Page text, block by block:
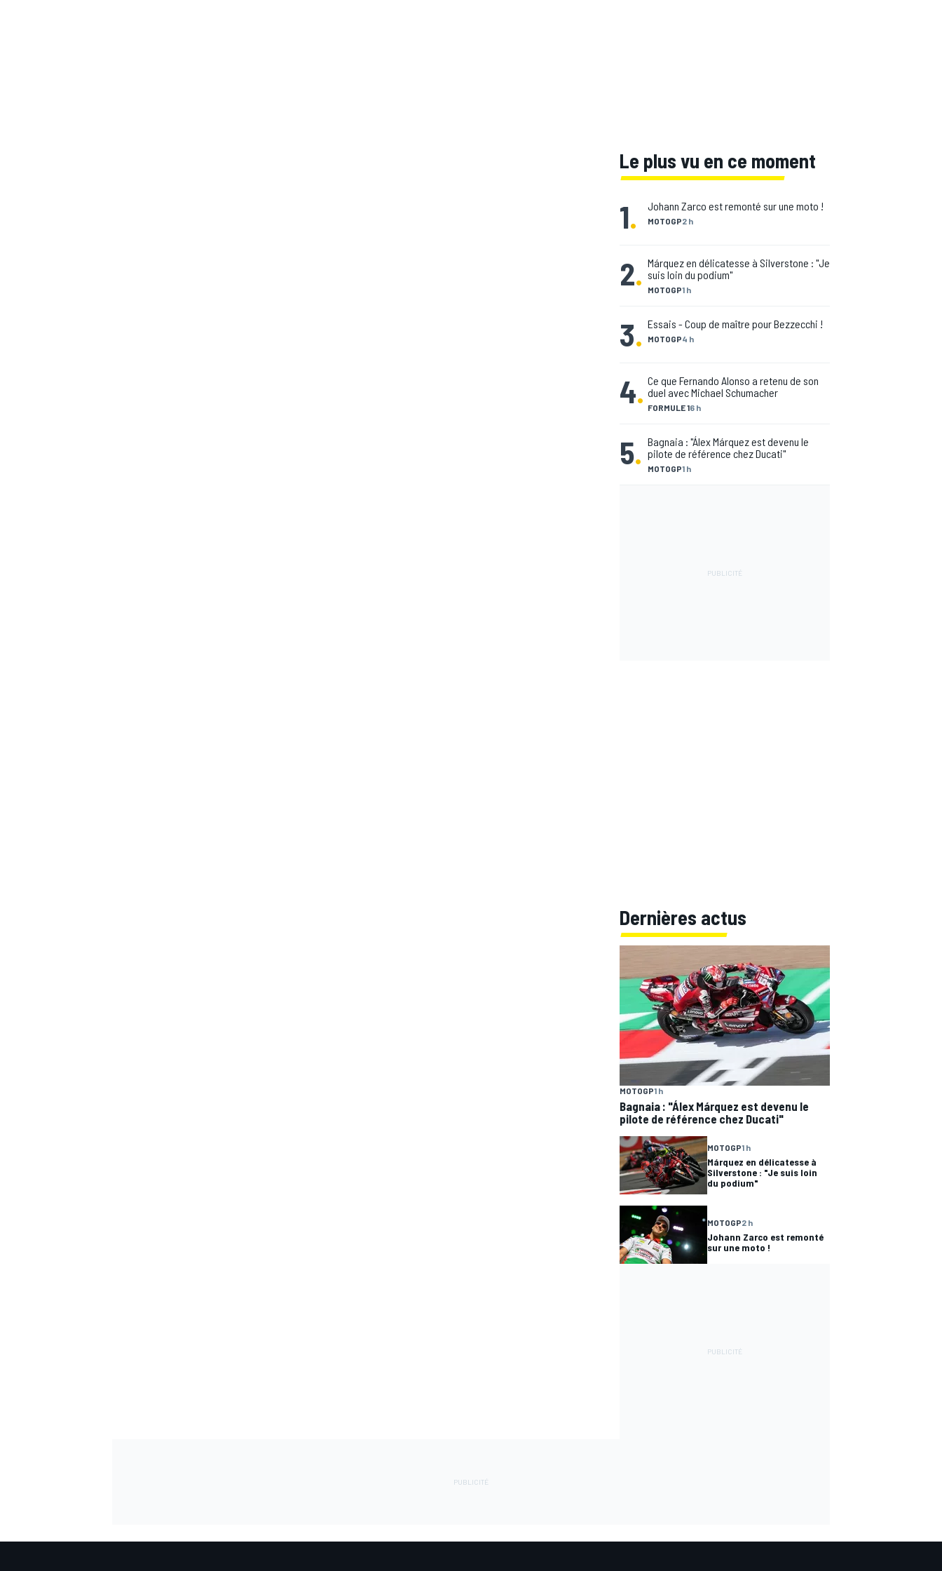
Le plus vu en ce moment
1. MOTOGP2 h
Johann Zarco est remonté sur une moto !
2. MOTOGP1 h
Márquez en délicatesse à Silverstone : "Je
suis loin du podium"
3. MOTOGP4 h
Essais - Coup de maître pour Bezzecchi !
4. FORMULE 16 h
Ce que Fernando Alonso a retenu de son
duel avec Michael Schumacher
5. MOTOGP1 h
Bagnaia : "Álex Márquez est devenu le
pilote de référence chez Ducati"
Dernières actus
MOTOGP1 h
Bagnaia : "Álex Márquez est devenu le
pilote de référence chez Ducati"
MOTOGP1 h
Márquez en délicatesse à
Silverstone : "Je suis loin
du podium"
MOTOGP2 h
Johann Zarco est remonté
sur une moto !